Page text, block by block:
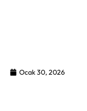
Ocak 30, 2026